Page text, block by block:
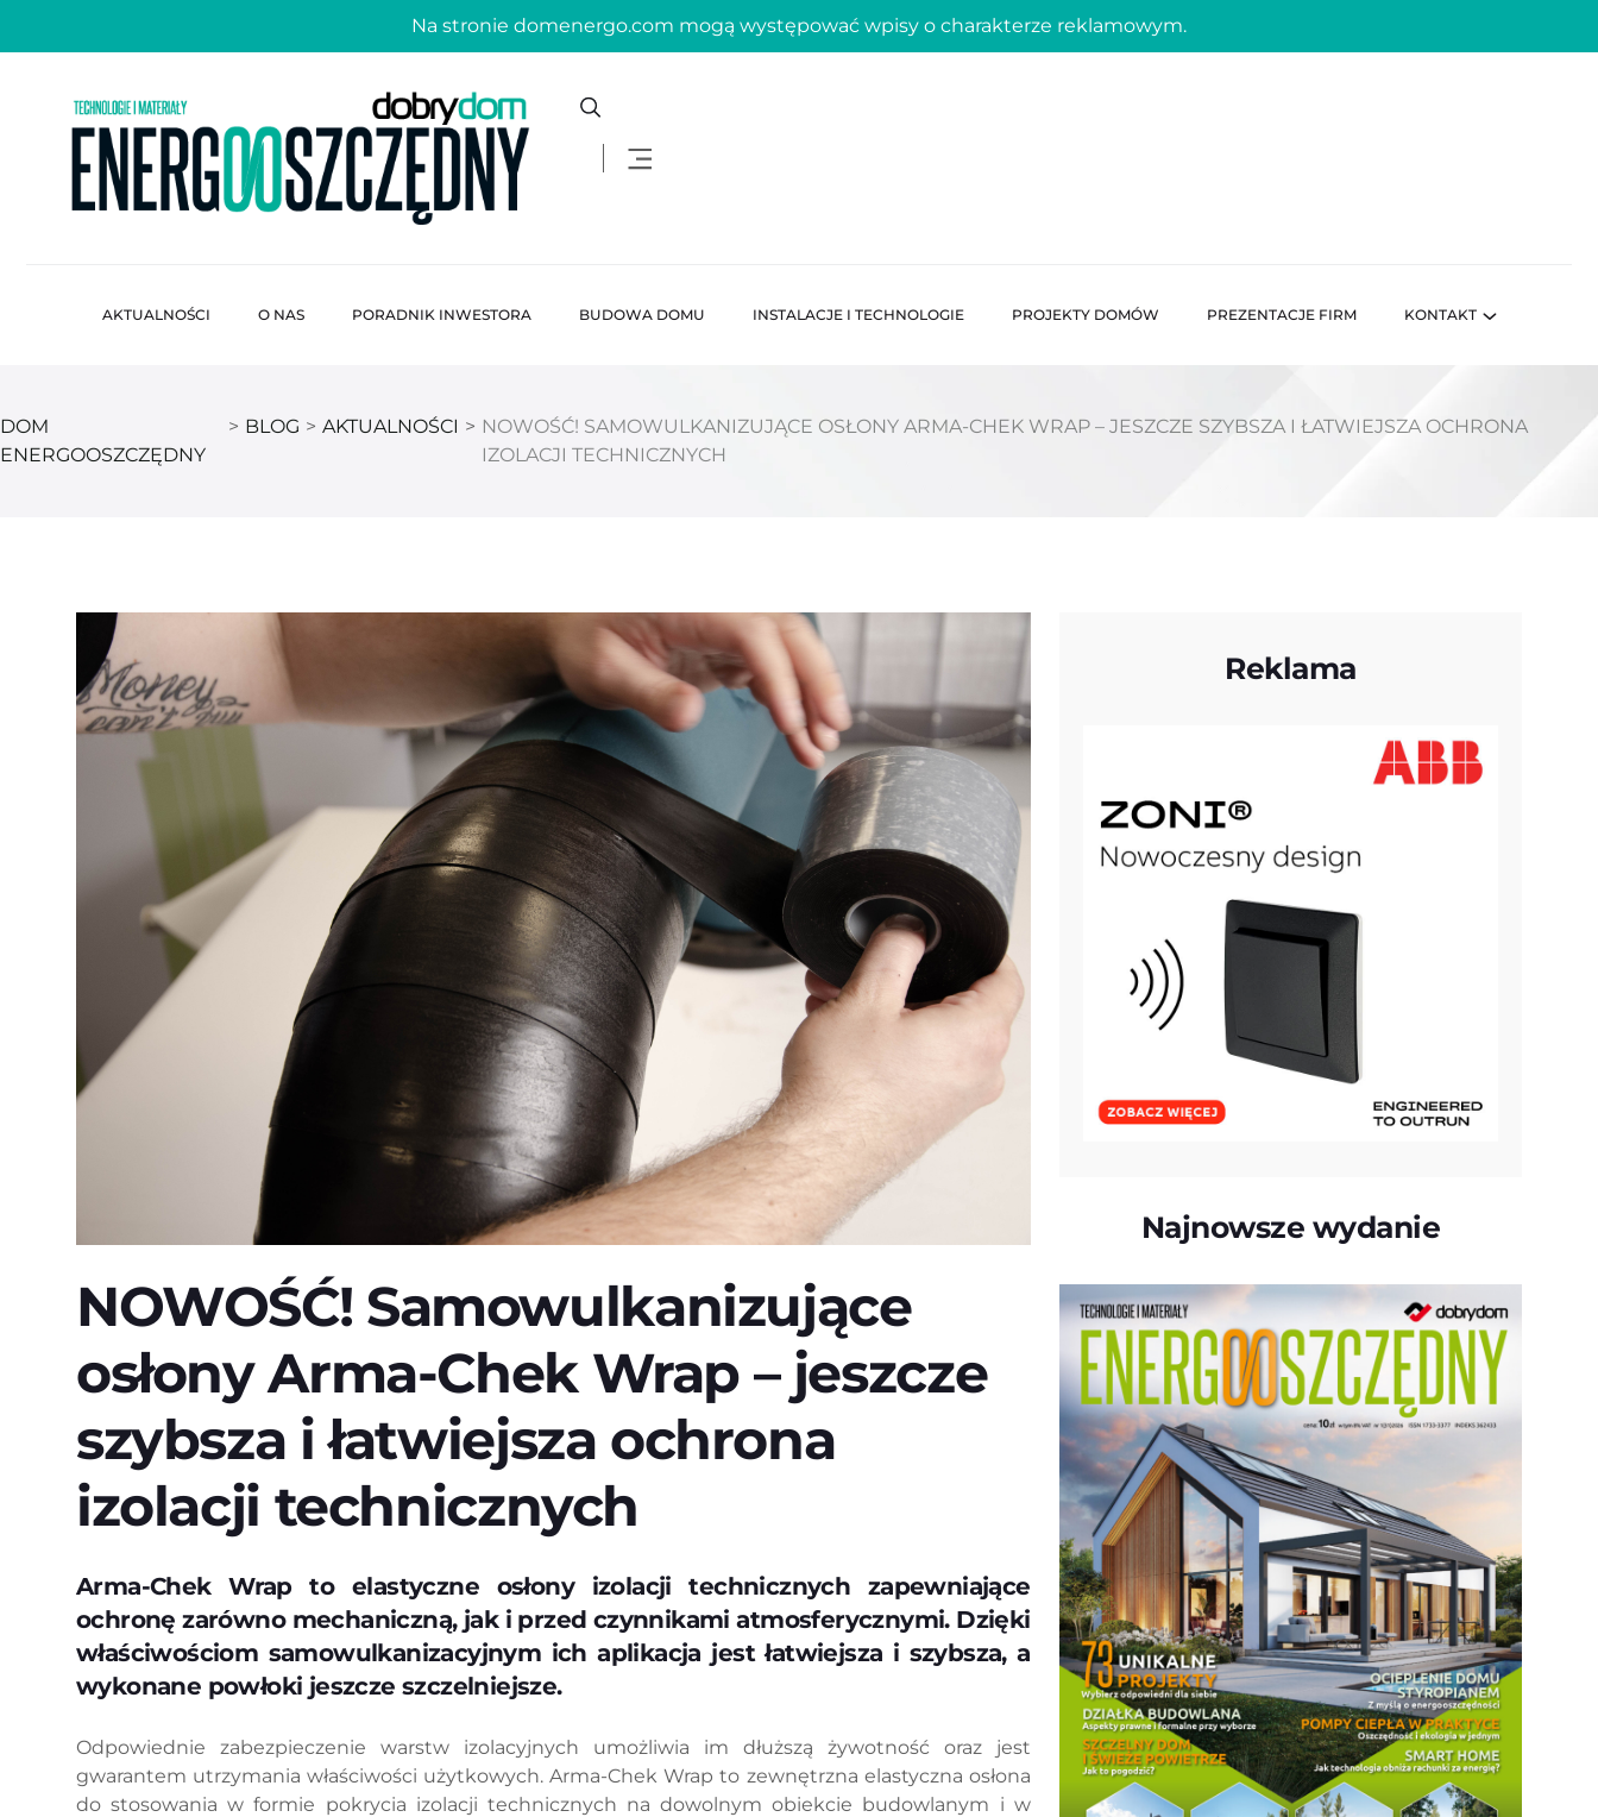
Na stronie domenergo.com mogą występować wpisy o charakterze reklamowym.
AKTUALNOŚCI O NAS PORADNIK INWESTORA BUDOWA DOMU INSTALACJE I TECHNOLOGIE PROJEKTY DOMÓW PREZENTACJE FIRM KONTAKT
DOM
ENERGOOSZCZĘDNY
> BLOG > AKTUALNOŚCI > NOWOŚĆ! SAMOWULKANIZUJĄCE OSŁONY ARMA-CHEK WRAP – JESZCZE SZYBSZA I ŁATWIEJSZA OCHRONA
IZOLACJI TECHNICZNYCH
NOWOŚĆ! Samowulkanizujące
osłony Arma-Chek Wrap – jeszcze
szybsza i łatwiejsza ochrona
izolacji technicznych
Arma-Chek Wrap to elastyczne osłony izolacji technicznych zapewniające
ochronę zarówno mechaniczną, jak i przed czynnikami atmosferycznymi. Dzięki
właściwościom samowulkanizacyjnym ich aplikacja jest łatwiejsza i szybsza, a
wykonane powłoki jeszcze szczelniejsze.
Odpowiednie zabezpieczenie warstw izolacyjnych umożliwia im dłuższą żywotność oraz jest
gwarantem utrzymania właściwości użytkowych. Arma-Chek Wrap to zewnętrzna elastyczna osłona
do stosowania w formie pokrycia izolacji technicznych na dowolnym obiekcie budowlanym i w
Reklama
Najnowsze wydanie